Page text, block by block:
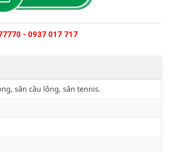
- 0937 017 717
sân cầu lông, sân tennis.